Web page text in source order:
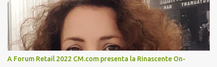
A Forum Retail 2022 CM.com presenta la Rinascente On-